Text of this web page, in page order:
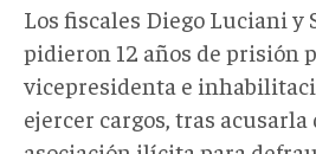
Los fiscales Diego Luciani y
pidieron 12 años de prisión
vicepresidenta e
ejercer cargos, tras